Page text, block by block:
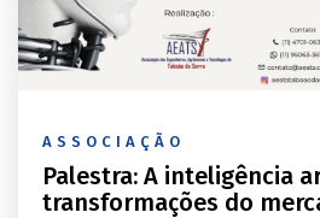
ASSOCIAÇÃO
Palestra: A inteligência
transformações do